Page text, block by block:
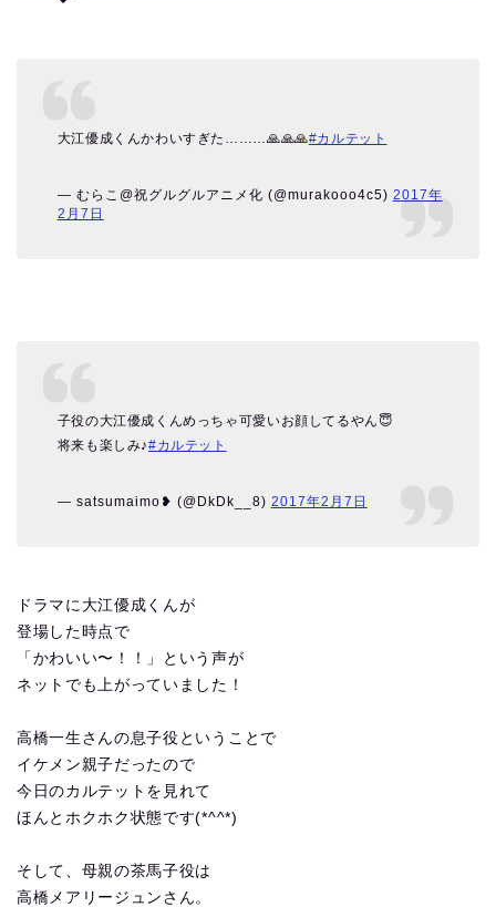
大江優成くんかわいすぎた………🙏🙏🙏#カルテット
— むらこ@祝グルグルアニメ化 (@murakooo4c5) 2017年
2月7日
子役の大江優成くんめっちゃ可愛いお顔してるやん😇
将来も楽しみ♪#カルテット
— satsumaimo❥ (@DkDk__8) 2017年2月7日
ドラマに大江優成くんが
登場した時点で
「かわいい〜！！」という声が
ネットでも上がっていました！
高橋一生さんの息子役ということで
イケメン親子だったので
今日のカルテットを見れて
ほんとホクホク状態です(*^^*)
そして、母親の茶馬子役は
高橋メアリージュンさん。